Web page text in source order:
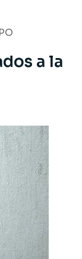
a la